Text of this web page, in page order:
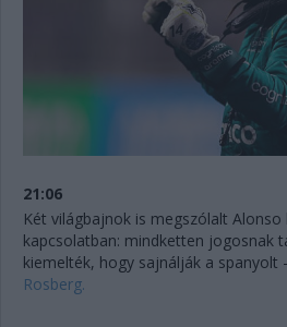
21:06
Két világbajnok is megszólalt Alonso
kapcsolatban: mindketten jogosnak
kiemelték, hogy sajnálják a spanyolt
Rosberg.